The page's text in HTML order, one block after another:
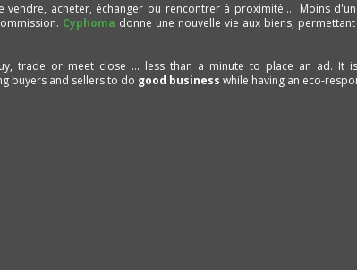
vendre, acheter, échanger ou rencontrer à proximité… Moins
Cyphoma donne une nouvelle vie aux biens,
trade or meet close ... less than a minute to place an ad. It
buyers and sellers to do good business while having an eco-